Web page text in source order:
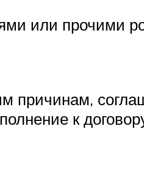
или прочими
причинам,
к